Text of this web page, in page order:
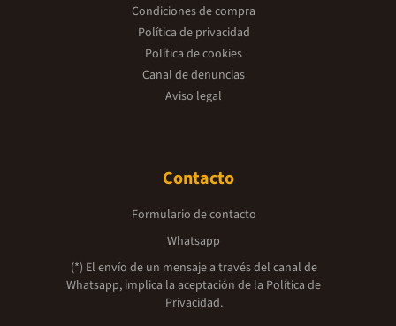
Condiciones de compra
Política de privacidad
Política de cookies
Canal de denuncias
Aviso legal
Contacto
Formulario de contacto
Whatsapp
(*) El envío de un mensaje a través del canal de
Whatsapp, implica la aceptación de la Política de
Privacidad.